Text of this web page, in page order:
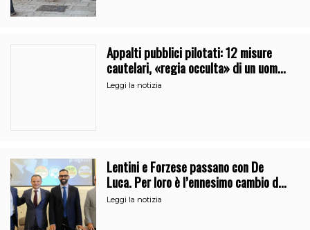
Appalti pubblici pilotati: 12 misure
cautelari, «regia occulta» di un uomo
vicino al clan
Leggi la notizia
Lentini e Forzese passano con De
Luca. Per loro è l’ennesimo cambio di
partito
Leggi la notizia